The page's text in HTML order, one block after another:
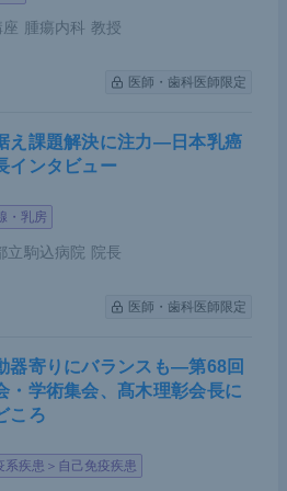
、2. ESCC集団での優越性、
、以上3つが示されていた。
ついても統計学的な有意差
は、ESCC、かつPD-L1 CPS
好な効果を示した。元々治
ん種であることが考慮され、
並びにPMDAから、ESC
腫瘍内科 教授
医師・歯科医師限定
え課題解決に注力―日本乳癌
インタビュー
・乳房
立駒込病院 院長
医師・歯科医師限定
器寄りにバランスも―第68回
・学術集会、髙木理彰会長に
ころ
系疾患＞自己免疫疾患